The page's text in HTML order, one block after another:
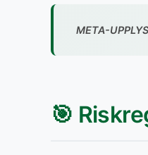
META-
🎯